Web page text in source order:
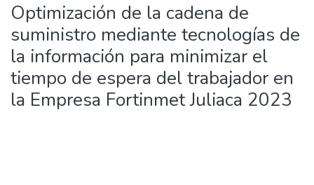
Optimización de la cadena de
suministro mediante tecnologías de
la información para minimizar el
tiempo de espera del trabajador en
la Empresa Fortinmet Juliaca 2023